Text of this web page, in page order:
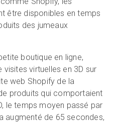
être disponibles en temps
des jumeaux
boutique en ligne,
visites virtuelles en 3D sur
web Shopify de la
produits qui comportaient
le temps moyen passé par
augmenté de 65 secondes,